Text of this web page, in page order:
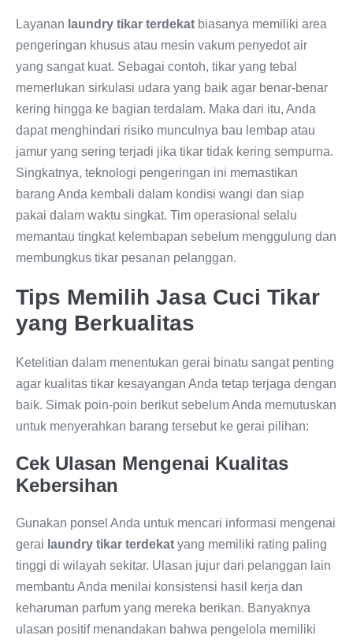
Layanan laundry tikar terdekat biasanya memiliki area
pengeringan khusus atau mesin vakum penyedot air
yang sangat kuat. Sebagai contoh, tikar yang tebal
memerlukan sirkulasi udara yang baik agar benar-benar
kering hingga ke bagian terdalam. Maka dari itu, Anda
dapat menghindari risiko munculnya bau lembap atau
jamur yang sering terjadi jika tikar tidak kering sempurna.
Singkatnya, teknologi pengeringan ini memastikan
barang Anda kembali dalam kondisi wangi dan siap
pakai dalam waktu singkat. Tim operasional selalu
memantau tingkat kelembapan sebelum menggulung dan
membungkus tikar pesanan pelanggan.
Tips Memilih Jasa Cuci Tikar
yang Berkualitas
Ketelitian dalam menentukan gerai binatu sangat penting
agar kualitas tikar kesayangan Anda tetap terjaga dengan
baik. Simak poin-poin berikut sebelum Anda memutuskan
untuk menyerahkan barang tersebut ke gerai pilihan:
Cek Ulasan Mengenai Kualitas
Kebersihan
Gunakan ponsel Anda untuk mencari informasi mengenai
gerai laundry tikar terdekat yang memiliki rating paling
tinggi di wilayah sekitar. Ulasan jujur dari pelanggan lain
membantu Anda menilai konsistensi hasil kerja dan
keharuman parfum yang mereka berikan. Banyaknya
ulasan positif menandakan bahwa pengelola memiliki